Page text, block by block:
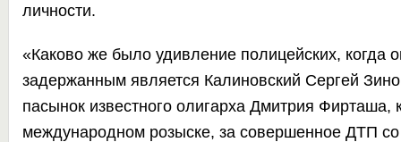
личности.
«Каково же было удивление полицейских, когда
задержанным является Калиновский Сергей
пасынок известного олигарха Дмитрия Фирташа,
международном розыске, за совершенное ДТП